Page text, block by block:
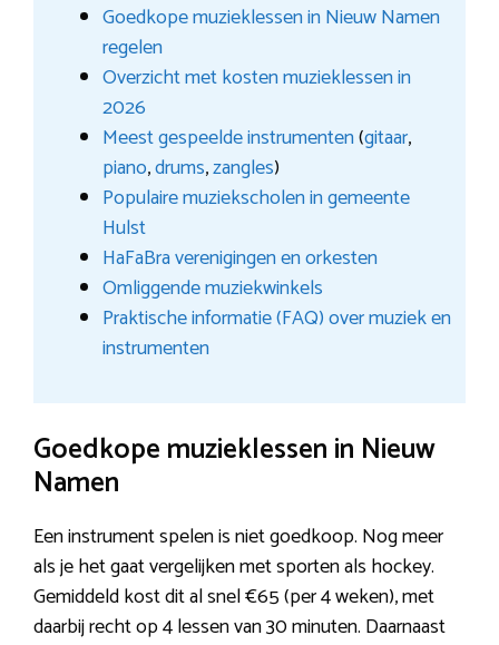
Goedkope muzieklessen in Nieuw Namen
regelen
Overzicht met kosten muzieklessen in
2026
Meest gespeelde instrumenten(gitaar,
piano,drums,zangles)
Populaire muziekscholen in gemeente
Hulst
HaFaBra verenigingen en orkesten
Omliggende muziekwinkels
Praktische informatie (FAQ) over muziek en
instrumenten
Goedkope muzieklessen in Nieuw
Namen
Een instrument spelen is niet goedkoop. Nog meer
als je het gaat vergelijken met sporten als hockey.
Gemiddeld kost dit al snel €65 (per 4 weken), met
daarbij recht op 4 lessen van 30 minuten. Daarnaast